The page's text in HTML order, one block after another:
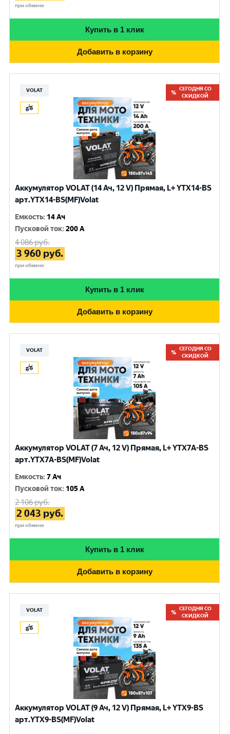
при обмене
Купить в 1 клик
Добавить в корзину
VOLAT
СЕГОДНЯ СО
СКИДКОЙ
Аккумулятор VOLAT (14 Ач, 12 V) Прямая, L+ YTX14-BS
арт.YTX14-BS(MF)Volat
Емкость: 14 Ач
Пусковой ток:200 A
4 086руб.
3 960 руб.
при обмене
Купить в 1 клик
Добавить в корзину
VOLAT
СЕГОДНЯ СО
СКИДКОЙ
Аккумулятор VOLAT (7 Ач, 12 V) Прямая, L+ YTX7A-BS
арт.YTX7A-BS(MF)Volat
Емкость:7 Ач
Пусковой ток: 105 A
2 106руб.
2 043 руб.
при обмене
Купить в 1 клик
Добавить в корзину
VOLAT
СЕГОДНЯ СО
СКИДКОЙ
Аккумулятор VOLAT (9 Ач, 12 V) Прямая, L+ YTX9-BS
арт.YTX9-BS(MF)Volat